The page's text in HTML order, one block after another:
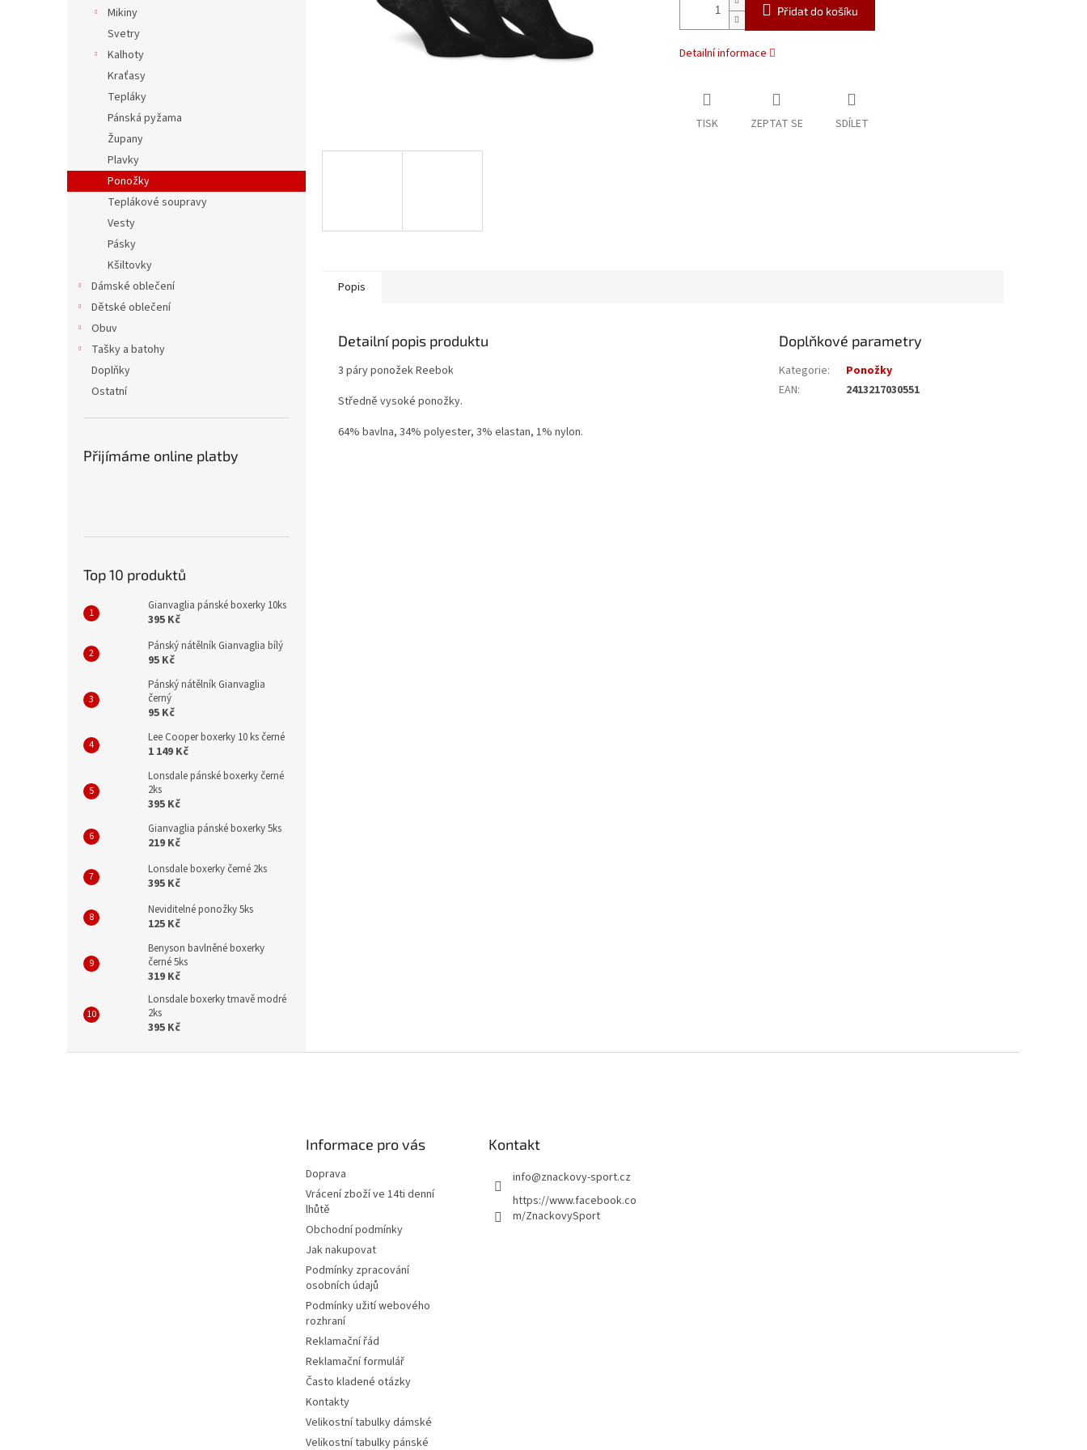
Mikiny
Svetry
Kalhoty
Kraťasy
Tepláky
Pánská pyžama
Župany
Plavky
Ponožky
Teplákové soupravy
Vesty
Pásky
Kšiltovky
Dámské oblečení
Dětské oblečení
Obuv
Tašky a batohy
Doplňky
Ostatní
Přijímáme online platby
Top 10 produktů
Gianvaglia pánské boxerky 10ks
395 Kč
Pánský nátělník Gianvaglia bílý
95 Kč
Pánský nátělník Gianvaglia
černý
95 Kč
Lee Cooper boxerky 10 ks černé
1 149 Kč
Lonsdale pánské boxerky černé
2ks
395 Kč
Gianvaglia pánské boxerky 5ks
219 Kč
Lonsdale boxerky černé 2ks
395 Kč
Neviditelné ponožky 5ks
125 Kč
Benyson bavlněné boxerky
černé 5ks
319 Kč
Lonsdale boxerky tmavě modré
2ks
395 Kč
Přidat do košíku
Detailní informace
TISK ZEPTAT SE SDÍLET
Popis
Detailní popis produktu
3 páry ponožek Reebok
Středně vysoké ponožky.
64% bavlna, 34% polyester, 3% elastan, 1% nylon.
Doplňkové parametry
Kategorie:
Ponožky
EAN: 2413217030551
Informace pro vás
Doprava
Vrácení zboží ve 14ti denní
lhůtě
Obchodní podmínky
Jak nakupovat
Podmínky zpracování
osobních údajů
Podmínky užití webového
rozhraní
Reklamační řád
Reklamační formulář
Často kladené otázky
Kontakty
Velikostní tabulky dámské
Velikostní tabulky pánské
Kontakt
info@znackovy-sport.cz
https://www.facebook.co
m/ZnackovySport